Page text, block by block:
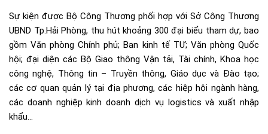
Sự kiện được Bộ Công Thương phối hợp với Sở Công Thương
UBND Tp.Hải Phòng, thu hút khoảng 300 đại biểu tham dự, bao
gồm Văn phòng Chính phủ; Ban kinh tế TƯ; Văn phòng Quốc
hội; đại diện các Bộ Giao thông Vận tải, Tài chính, Khoa học
công nghệ, Thông tin – Truyền thông, Giáo dục và Đào tạo;
các cơ quan quản lý tại địa phương, các hiệp hội ngành hàng,
các doanh nghiệp kinh doanh dịch vụ logistics và xuất nhập
khẩu…